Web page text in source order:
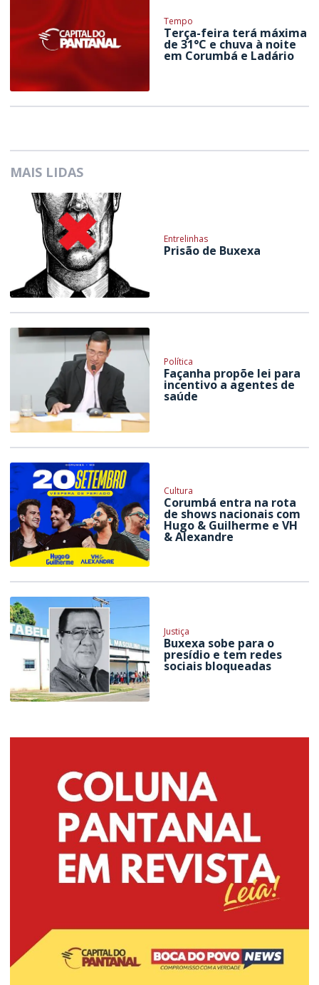
Tempo
Terça-feira terá máxima
de 31°C e chuva à noite
em Corumbá e Ladário
MAIS LIDAS
Entrelinhas
Prisão de Buxexa
Política
Façanha propõe lei para
incentivo a agentes de
saúde
Cultura
Corumbá entra na rota
de shows nacionais com
Hugo & Guilherme e VH
& Alexandre
Justiça
Buxexa sobe para o
presídio e tem redes
sociais bloqueadas